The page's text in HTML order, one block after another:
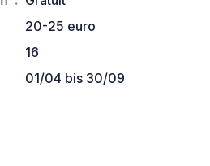
20-25 euro
16
01/04 bis 30/09